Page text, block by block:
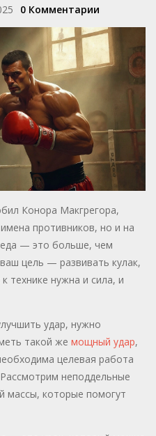
0 Комментарии
Конора Макгрегора,
противников, но и на
— это больше, чем
цель — развивать кулак,
технике нужна и сила, и
удар, нужно
такой же мощный удар,
целевая работа
неподдельные
массы, которые помогут